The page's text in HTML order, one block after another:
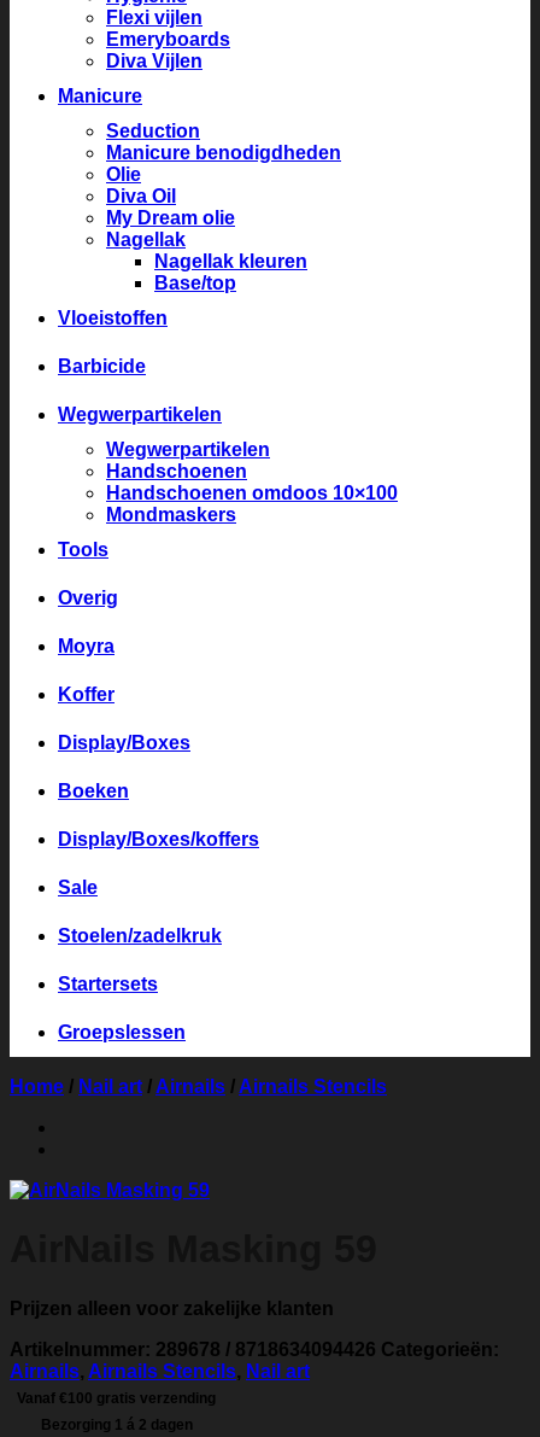
Flexi vijlen
Emeryboards
Diva Vijlen
Manicure
Seduction
Manicure benodigdheden
Olie
Diva Oil
My Dream olie
Nagellak
Nagellak kleuren
Base/top
Vloeistoffen
Barbicide
Wegwerpartikelen
Wegwerpartikelen
Handschoenen
Handschoenen omdoos 10×100
Mondmaskers
Tools
Overig
Moyra
Koffer
Display/Boxes
Boeken
Display/Boxes/koffers
Sale
Stoelen/zadelkruk
Startersets
Groepslessen
Home / Nail art / Airnails / Airnails Stencils
Prijzen alleen voor zakelijke klanten
Artikelnummer: 289678 / 8718634094426 Categorieën:
Airnails, Airnails Stencils, Nail art
Vanaf €100 gratis verzending
Bezorging 1 á 2 dagen